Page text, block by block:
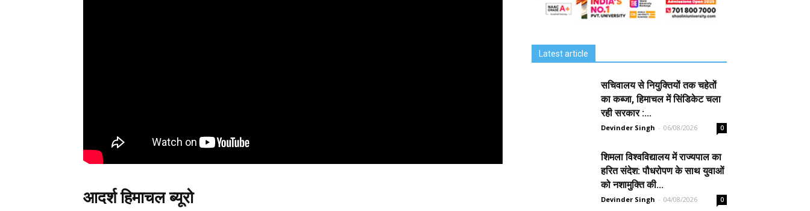
आदर्श हिमाचल ब्यूरो
Latest article
सचिवालय से नियुक्तियों तक चहेतों
का कब्जा, हिमाचल में सिंडिकेट चला
रही सरकार :...
Devinder Singh - 06/08/2026 0
शिमला विश्वविद्यालय में राज्यपाल का
हरित संदेश: पौधरोपण के साथ युवाओं
को नशामुक्ति की...
Devinder Singh - 04/08/2026 0